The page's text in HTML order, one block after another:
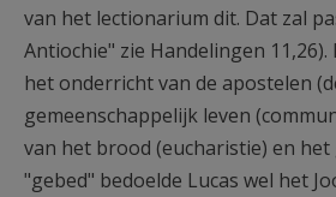
van het lectionarium dit. Dat zal
Antiochie" zie Handelingen
het onderricht van de apostelen
gemeenschappelijk leven
van het brood (eucharistie) en het
"gebed" bedoelde Lucas wel het